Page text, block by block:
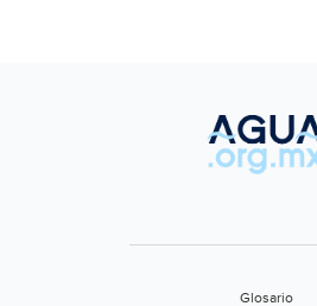
Glosario